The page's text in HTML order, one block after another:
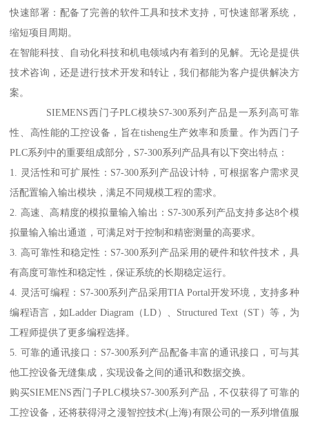
快速部署：配备了完善的软件工具和技术支持，可快速部署系统，
缩短项目周期。
在智能科技、自动化科技和机电领域内有着到的见解。无论是提供
技术咨询，还是进行技术开发和转让，我们都能为客户提供解决方
案。
SIEMENS西门子PLC模块S7-300系列产品是一系列高可靠
性、高性能的工控设备，旨在tisheng生产效率和质量。作为西门子
PLC系列中的重要组成部分，S7-300系列产品具有以下突出特点：
1. 灵活性和可扩展性：S7-300系列产品设计特，可根据客户需求灵
活配置输入输出模块，满足不同规模工程的需求。
2. 高速、高精度的模拟量输入输出：S7-300系列产品支持多达8个模
拟量输入输出通道，可满足对于控制和精密测量的高要求。
3. 高可靠性和稳定性：S7-300系列产品采用的硬件和软件技术，具
有高度可靠性和稳定性，保证系统的长期稳定运行。
4. 灵活可编程：S7-300系列产品采用TIA Portal开发环境，支持多种
编程语言，如Ladder Diagram（LD）、Structured Text（ST）等，为
工程师提供了更多编程选择。
5. 可靠的通讯接口：S7-300系列产品配备丰富的通讯接口，可与其
他工控设备无缝集成，实现设备之间的通讯和数据交换。
购买SIEMENS西门子PLC模块S7-300系列产品，不仅获得了可靠的
工控设备，还将获得浔之漫智控技术(上海)有限公司的一系列增值服